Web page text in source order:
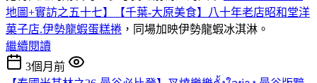
地圖+實訪之五十七】【千葉-大原美食】八十年老店昭和堂洋
菓子店.伊勢龍蝦蛋糕捲 ，同場加映伊勢龍蝦冰淇淋。
繼續閱讀
3個月前